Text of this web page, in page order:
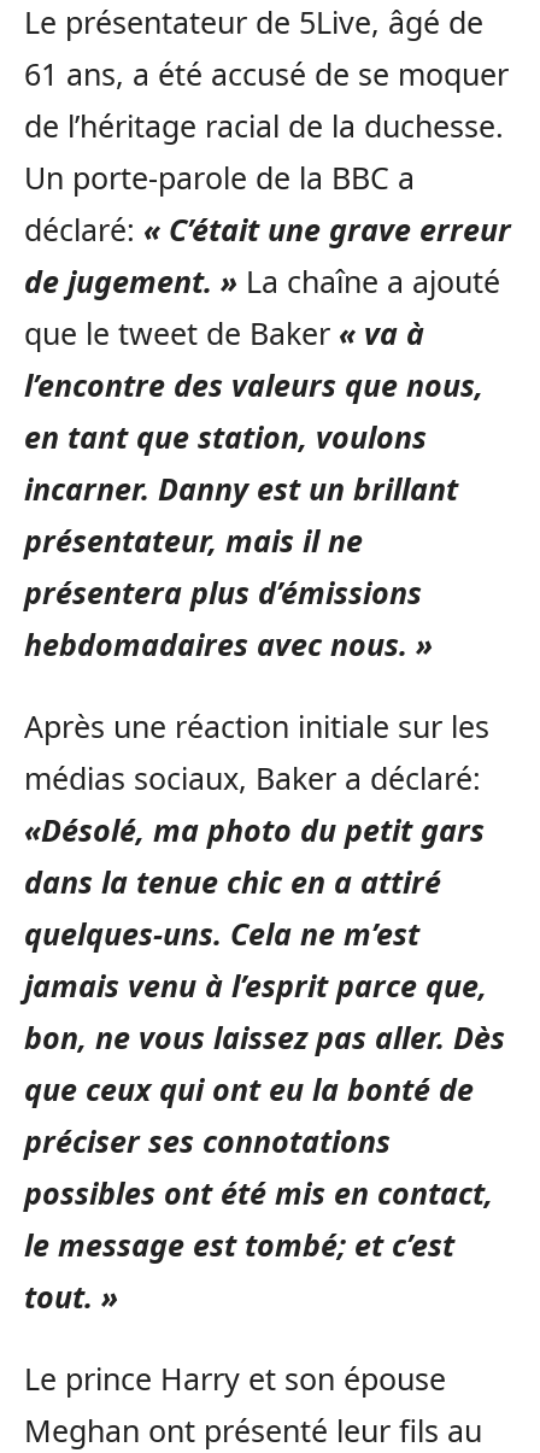
Le présentateur de 5Live, âgé de
61 ans, a été accusé de se moquer
de l’héritage racial de la duchesse.
Un porte-parole de la BBC a
déclaré: « C’était une grave erreur
de jugement. » La chaîne a ajouté
que le tweet de Baker « va à
l’encontre des valeurs que nous,
en tant que station, voulons
incarner. Danny est un brillant
présentateur, mais il ne
présentera plus d’émissions
hebdomadaires avec nous. »
Après une réaction initiale sur les
médias sociaux, Baker a déclaré:
«Désolé, ma photo du petit gars
dans la tenue chic en a attiré
quelques-uns. Cela ne m’est
jamais venu à l’esprit parce que,
bon, ne vous laissez pas aller. Dès
que ceux qui ont eu la bonté de
préciser ses connotations
possibles ont été mis en contact,
le message est tombé; et c’est
tout. »
Le prince Harry et son épouse
Meghan ont présenté leur fils au